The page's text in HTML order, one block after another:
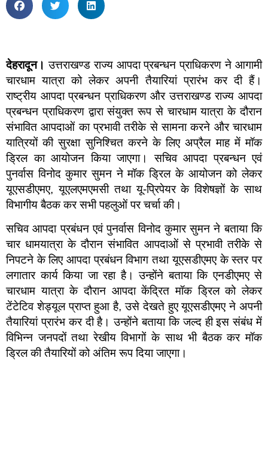
देहरादून। उत्तराखण्ड राज्य आपदा प्रबन्धन प्राधिकरण ने आगामी
चारधाम यात्रा को लेकर अपनी तैयारियां प्रारंभ कर दी हैं।
राष्ट्रीय आपदा प्रबन्धन प्राधिकरण और उत्तराखण्ड राज्य आपदा
प्रबन्धन प्राधिकरण द्वारा संयुक्त रूप से चारधाम यात्रा के दौरान
संभावित आपदाओं का प्रभावी तरीके से सामना करने और चारधाम
यात्रियों की सुरक्षा सुनिश्चित करने के लिए अप्रैल माह में मॉक
ड्रिल का आयोजन किया जाएगा। सचिव आपदा प्रबन्धन एवं
पुनर्वास विनोद कुमार सुमन ने मॉक ड्रिल के आयोजन को लेकर
यूएसडीएमए, यूएलएमएमसी तथा यू-प्रिपेयर के विशेषज्ञों के साथ
विभागीय बैठक कर सभी पहलुओं पर चर्चा की।
सचिव आपदा प्रबंधन एवं पुनर्वास विनोद कुमार सुमन ने बताया कि
चार धामयात्रा के दौरान संभावित आपदाओं से प्रभावी तरीके से
निपटने के लिए आपदा प्रबंधन विभाग तथा यूएसडीएमए के स्तर पर
लगातार कार्य किया जा रहा है। उन्होंने बताया कि एनडीएमए से
चारधाम यात्रा के दौरान आपदा केंद्रित मॉक ड्रिल को लेकर
टेंटेटिव शेड्यूल प्राप्त हुआ है, उसे देखते हुए यूएसडीएमए ने अपनी
तैयारियां प्रारंभ कर दी है। उन्होंने बताया कि जल्द ही इस संबंध में
विभिन्न जनपदों तथा रेखीय विभागों के साथ भी बैठक कर मॉक
ड्रिल की तैयारियों को अंतिम रूप दिया जाएगा।